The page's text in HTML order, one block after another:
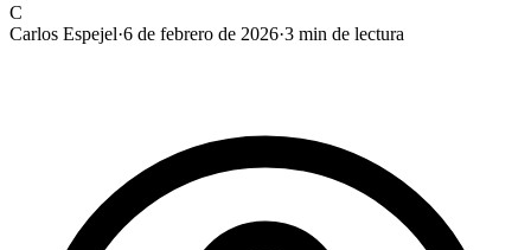
C
Carlos Espejel·6 de febrero de 2026·3 min de lectura